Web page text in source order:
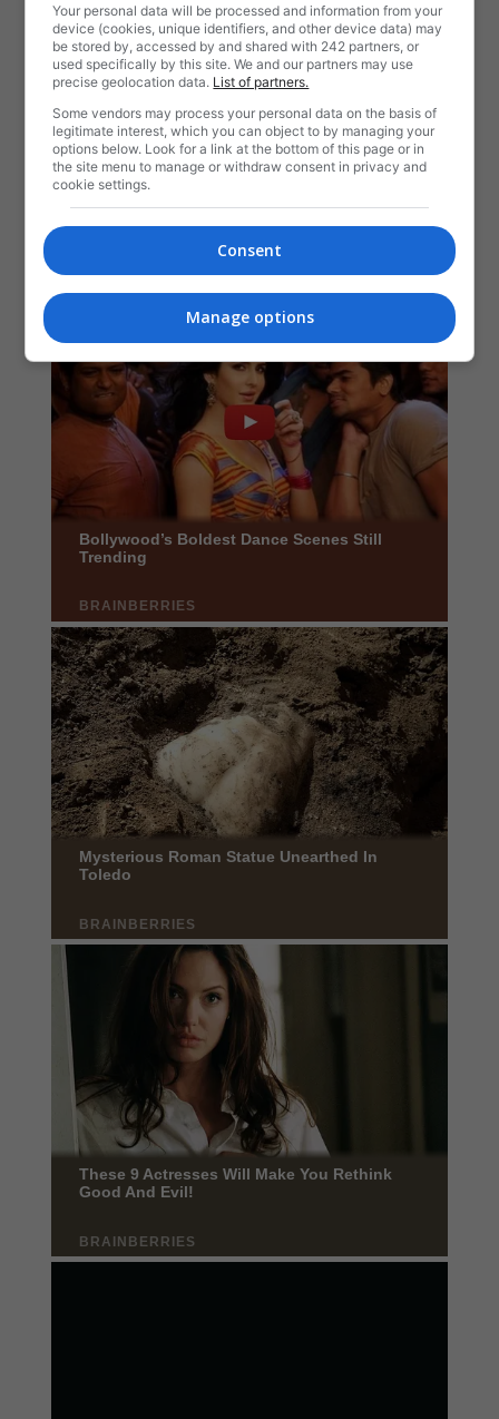
Your personal data will be processed and information from your
device (cookies, unique identifiers, and other device data) may
be stored by, accessed by and shared with 242 partners, or
used specifically by this site. We and our partners may use
precise geolocation data. List of partners.
Some vendors may process your personal data on the basis of
legitimate interest, which you can object to by managing your
options below. Look for a link at the bottom of this page or in
the site menu to manage or withdraw consent in privacy and
cookie settings.
Consent
Manage options